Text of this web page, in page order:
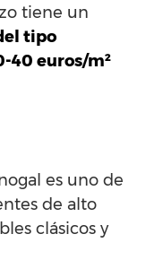
tiene un
tipo
40 euros/m²
es uno de
de alto
clásicos y